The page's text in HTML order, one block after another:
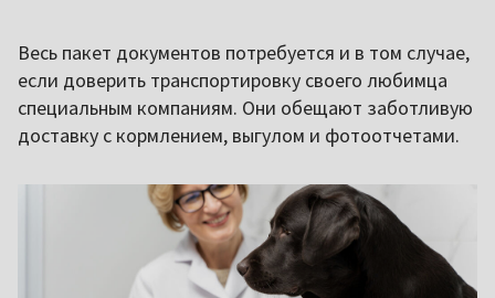
Весь пакет документов потребуется и в том случае,
если доверить транспортировку своего любимца
специальным компаниям. Они обещают заботливую
доставку с кормлением, выгулом и фотоотчетами.